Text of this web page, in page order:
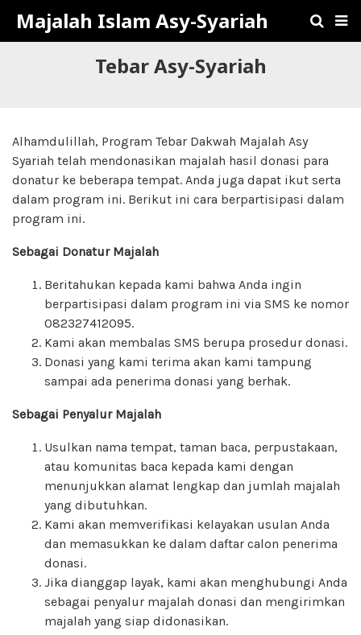
Majalah Islam Asy-Syariah
Tebar Asy-Syariah
Alhamdulillah, Program Tebar Dakwah Majalah Asy
Syariah telah mendonasikan majalah hasil donasi para
donatur ke beberapa tempat. Anda juga dapat ikut serta
dalam program ini. Berikut ini cara berpartisipasi dalam
program ini.
Sebagai Donatur Majalah
Beritahukan kepada kami bahwa Anda ingin
berpartisipasi dalam program ini via SMS ke nomor
082327412095.
Kami akan membalas SMS berupa prosedur donasi.
Donasi yang kami terima akan kami tampung
sampai ada penerima donasi yang berhak.
Sebagai Penyalur Majalah
Usulkan nama tempat, taman baca, perpustakaan,
atau komunitas baca kepada kami dengan
menunjukkan alamat lengkap dan jumlah majalah
yang dibutuhkan.
Kami akan memverifikasi kelayakan usulan Anda
dan memasukkan ke dalam daftar calon penerima
donasi.
Jika dianggap layak, kami akan menghubungi Anda
sebagai penyalur majalah donasi dan mengirimkan
majalah yang siap didonasikan.